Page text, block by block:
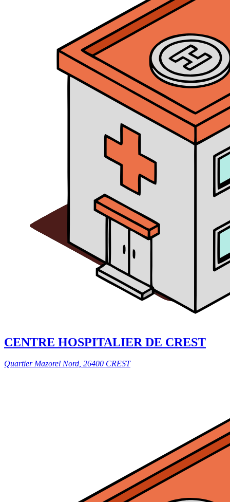
CENTRE HOSPITALIER DE CREST
Quartier Mazorel Nord, 26400 CREST